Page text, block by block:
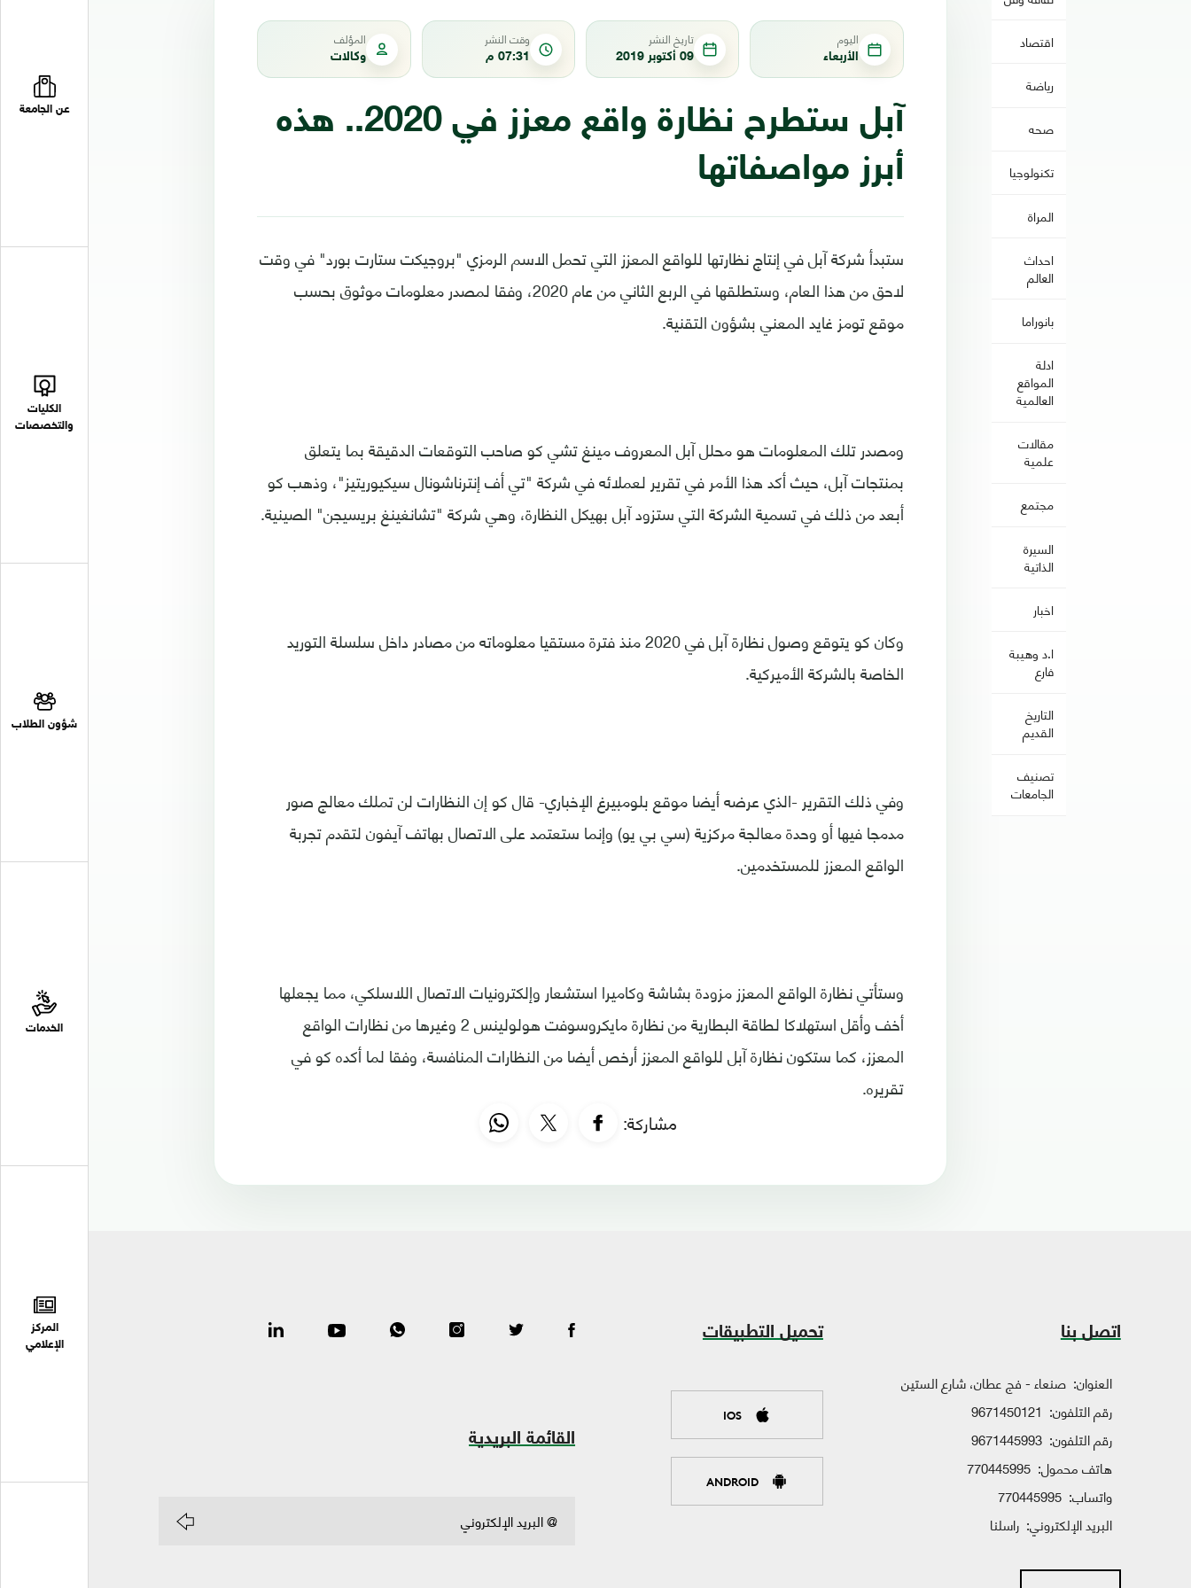
عن الجامعة
الكليات
والتخصصات
شؤون الطلاب
الخدمات
المركز
الإعلامي
اقتصاد
رياضة
صحه
تكنولوجيا
المراة
احداث
العالم
بانوراما
ادلة
المواقع
العالمية
مقالات
علمية
مجتمع
السيرة
الذاتية
اخبار
ا.د وهيبة
فارع
التاريخ
القديم
تصنيف
الجامعات
اليوم
الأربعاء
تاريخ النشر
09 أكتوبر 2019
وقت النشر
07:31 م
المؤلف
وكالات
آبل ستطرح نظارة واقع معزز في 2020.. هذه
أبرز مواصفاتها
ستبدأ شركة آبل في إنتاج نظارتها للواقع المعزز التي تحمل الاسم الرمزي "بروجيكت ستارت بورد" في وقت
لاحق من هذا العام، وستطلقها في الربع الثاني من عام 2020، وفقا لمصدر معلومات موثوق بحسب
موقع تومز غايد المعني بشؤون التقنية.
ومصدر تلك المعلومات هو محلل آبل المعروف مينغ تشي كو صاحب التوقعات الدقيقة بما يتعلق
بمنتجات آبل، حيث أكد هذا الأمر في تقرير لعملائه في شركة "تي أف إنترناشونال سيكيوريتيز"، وذهب كو
أبعد من ذلك في تسمية الشركة التي ستزود آبل بهيكل النظارة، وهي شركة "تشانغينغ بريسيجن" الصينية.
وكان كو يتوقع وصول نظارة آبل في 2020 منذ فترة مستقيا معلوماته من مصادر داخل سلسلة التوريد
الخاصة بالشركة الأميركية.
وفي ذلك التقرير -الذي عرضه أيضا موقع بلومبيرغ الإخباري- قال كو إن النظارات لن تملك معالج صور
مدمجا فيها أو وحدة معالجة مركزية (سي بي يو) وإنما ستعتمد على الاتصال بهاتف آيفون لتقدم تجربة
الواقع المعزز للمستخدمين.
وستأتي نظارة الواقع المعزز مزودة بشاشة وكاميرا استشعار وإلكترونيات الاتصال اللاسلكي، مما يجعلها
أخف وأقل استهلاكا لطاقة البطارية من نظارة مايكروسوفت هولولينس 2 وغيرها من نظارات الواقع
المعزز، كما ستكون نظارة آبل للواقع المعزز أرخص أيضا من النظارات المنافسة، وفقا لما أكده كو في
تقريره.
مشاركة:
اتصل بنا
العنوان: صنعاء - فج عطان، شارع الستين
رقم التلفون: 9671450121
رقم التلفون: 9671445993
هاتف محمول: 770445995
واتساب: 770445995
البريد الإلكتروني: راسلنا
تحميل التطبيقات
IOS
ANDROID
القائمة البريدية